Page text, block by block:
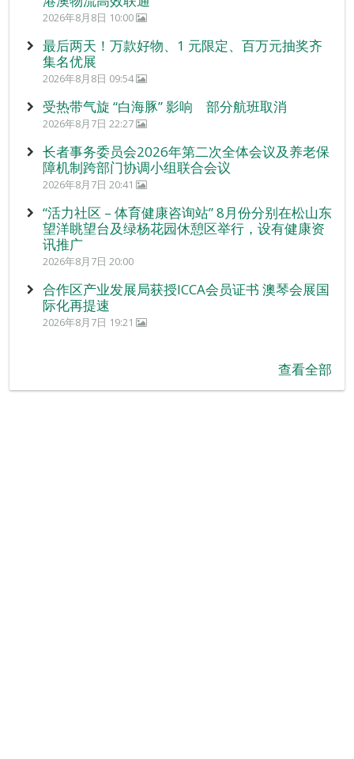
2026年8月8日 10:00
最后两天！万款好物、1 元限定、百万元抽奖齐
集名优展
2026年8月8日 09:54
受热带气旋 “白海豚” 影响 部分航班取消
2026年8月7日 22:27
长者事务委员会2026年第二次全体会议及养老保
障机制跨部门协调小组联合会议
2026年8月7日 20:41
“活力社区 – 体育健康咨询站” 8月份分别在松山东
望洋眺望台及绿杨花园休憩区举行，设有健康资
讯推广
2026年8月7日 20:00
合作区产业发展局获授ICCA会员证书 澳琴会展国
际化再提速
2026年8月7日 19:21
查看全部